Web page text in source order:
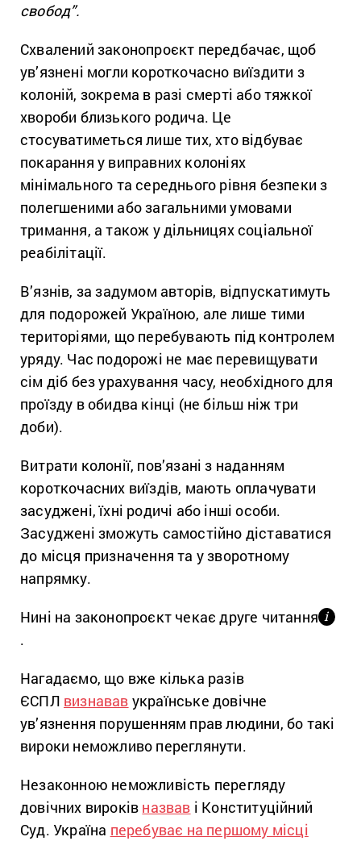
свобод”.
Схвалений законопроєкт передбачає, щоб
ув’язнені могли короткочасно виїздити з
колоній, зокрема в разі смерті або тяжкої
хвороби близького родича. Це
стосуватиметься лише тих, хто відбуває
покарання у виправних колоніях
мінімального та середнього рівня безпеки з
полегшеними або загальними умовами
тримання, а також у дільницях соціальної
реабілітації.
В’язнів, за задумом авторів, відпускатимуть
для подорожей Україною, але лише тими
територіями, що перебувають під контролем
уряду. Час подорожі не має перевищувати
сім діб без урахування часу, необхідного для
проїзду в обидва кінці (не більш ніж три
доби).
Витрати колонії, пов’язані з наданням
короткочасних виїздів, мають оплачувати
засуджені, їхні родичі або інші особи.
Засуджені зможуть самостійно діставатися
до місця призначення та у зворотному
напрямку.
Нині на законопроєкт чекає друге читання і
.
Нагадаємо, що вже кілька разів
ЄСПЛ визнавав українське довічне
ув’язнення порушенням прав людини, бо такі
вироки неможливо переглянути.
Незаконною неможливість перегляду
довічних вироків назвав і Конституційний
Суд. Україна перебуває на першому місці